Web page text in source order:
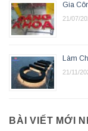
Gia
21/07/
Làm
21/11/
BÀI VIẾT MỚI